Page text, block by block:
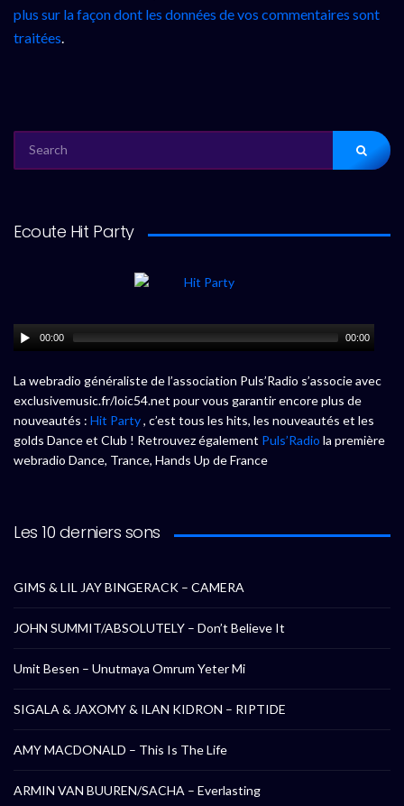
plus sur la façon dont les données de vos commentaires sont
traitées.
FOR:
Ecoute Hit Party
00:00 00:00
La webradio généraliste de l’association Puls’Radio s’associe avec
exclusivemusic.fr/loic54.net pour vous garantir encore plus de
nouveautés : Hit Party, c’est tous les hits, les nouveautés et les
golds Dance et Club ! Retrouvez également Puls’Radio la première
webradio Dance, Trance, Hands Up de France
Les 10 derniers sons
GIMS & LIL JAY BINGERACK – CAMERA
JOHN SUMMIT/ABSOLUTELY – Don’t Believe It
Umit Besen – Unutmaya Omrum Yeter Mi
SIGALA & JAXOMY & ILAN KIDRON – RIPTIDE
AMY MACDONALD – This Is The Life
ARMIN VAN BUUREN/SACHA – Everlasting